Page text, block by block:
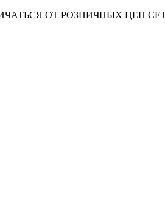
ОТ РОЗНИЧНЫХ ЦЕН